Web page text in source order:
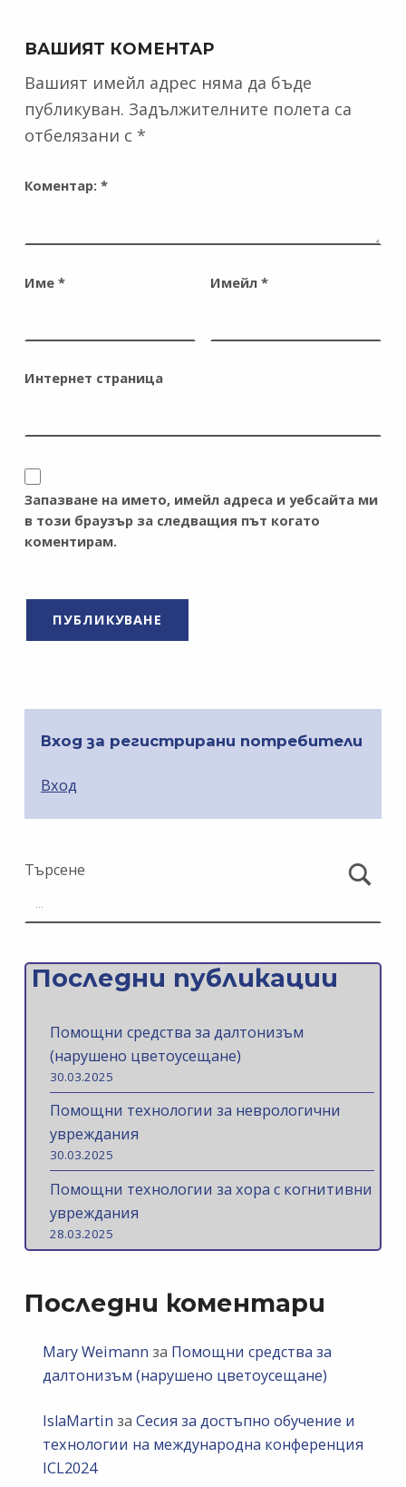
ВАШИЯТ КОМЕНТАР
Вашият имейл адрес няма да бъде
публикуван. Задължителните полета са
отбелязани с *
Коментар: *
Име * Имейл *
Интернет страница
Запазване на името, имейл адреса и уебсайта ми
в този браузър за следващия път когато
коментирам.
Вход за регистрирани потребители
Вход
Търсене
Последни публикации
Помощни средства за далтонизъм
(нарушено цветоусещане)
30.03.2025
Помощни технологии за неврологични
увреждания
30.03.2025
Помощни технологии за хора с когнитивни
увреждания
28.03.2025
Последни коментари
Mary Weimann за Помощни средства за
далтонизъм (нарушено цветоусещане)
IslaMartin заСесия за достъпно обучение и
технологии на международна конференция
ICL2024